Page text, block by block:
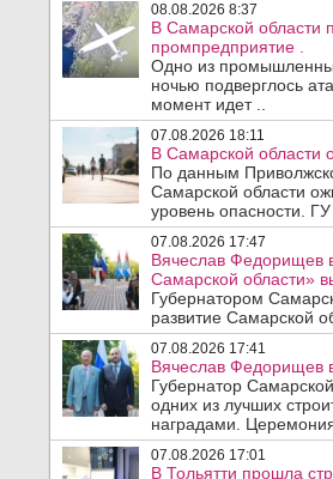
08.08.2026 8:37
В Самарской области
промпредприятие .
Одно из
ночью подверглось
момент идет ..
07.08.2026 18:11
В Самарской области
По данным
Самарской области
уровень опасности.
07.08.2026 17:47
Вячеслав Федорищев
Самарской области»
Губернатором
развитие Самарской
07.08.2026 17:41
Вячеслав Федорищев
Губернатор
одних из лучших
наградами.
07.08.2026 17:01
В Тольятти прошла